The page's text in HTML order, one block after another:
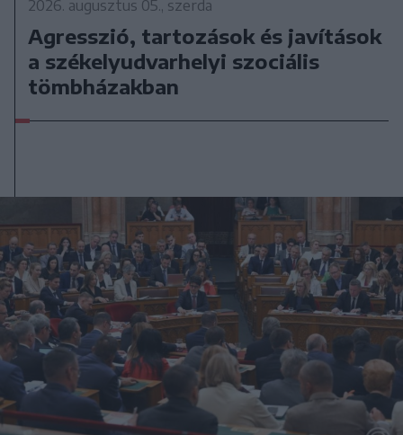
2026. augusztus 05., szerda
Agresszió, tartozások és javítások
a székelyudvarhelyi szociális
tömbházakban